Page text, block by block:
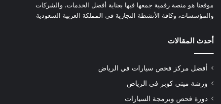
موقعنا هو منصة رقمية جمعها فيها بعناية أفضل الخدمات، والشركات
والمؤسسات، وكافة الأنشطة التجارية في المملكة العربية السعودية
أحدث المقالات
أفضل مركز فحص سيارات في الرياض
ورشة ميني كوبر في الرياض
دورة فحص وبرمجة السيارات